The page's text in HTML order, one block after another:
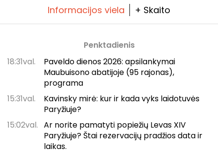
Informacijos viela + Skaito
Penktadienis
18:31val.
Paveldo dienos 2026: apsilankymai
Maubuisono abatijoje (95 rajonas),
programa
15:31val.
Kavinsky mirė: kur ir kada vyks laidotuvės
Paryžiuje?
15:02val. Ar norite pamatyti popiežių Levas XIV
Paryžiuje? Štai rezervacijų pradžios data ir
laikas.